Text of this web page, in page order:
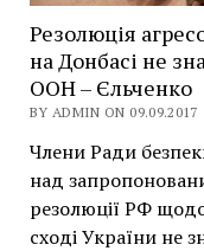
Резолюція
на Донбасі не
ООН – Єльченко
BY ADMIN ON 09.09.2017
Члени Ради
над
резолюції РФ
сході України не